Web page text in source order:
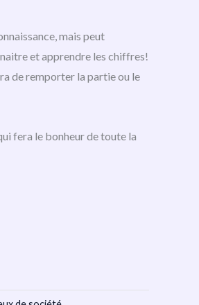
mais peut
et apprendre les chiffres!
de remporter la partie ou le
fera le bonheur de toute la